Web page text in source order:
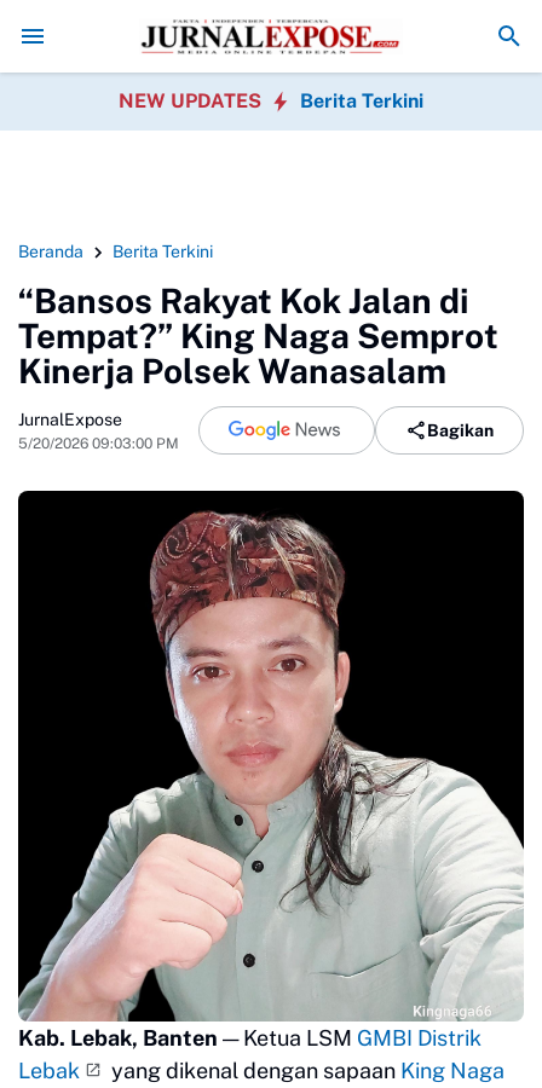
Satwa Liar DihentikanPegawai Kecamatan Caringin Gelar
NEW UPDATES Berita Terkini
Beranda Berita Terkini
“Bansos Rakyat Kok Jalan di
Tempat?” King Naga Semprot
Kinerja Polsek Wanasalam
JurnalExpose
5/20/2026 09:03:00 PM
Bagikan
Kab. Lebak, Banten — Ketua LSM GMBI Distrik
Lebak
yang dikenal dengan sapaan King Naga